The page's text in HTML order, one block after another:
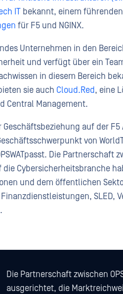
IT bekannt, einem
für F5 und NGINX.
Unternehmen in den
und verfügt über ein
in diesem Bereich
sie auch Cloud.Red, eine
Central Management.
auf der F5
von
Die Partnerschaft
Cybersicherheitsbranche
und dem öffentlichen
SLED,
Die Partnerschaft zwischen
ausgerichtet, die